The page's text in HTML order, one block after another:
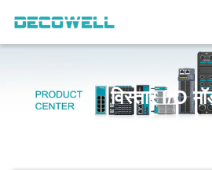
विस्तार I/O